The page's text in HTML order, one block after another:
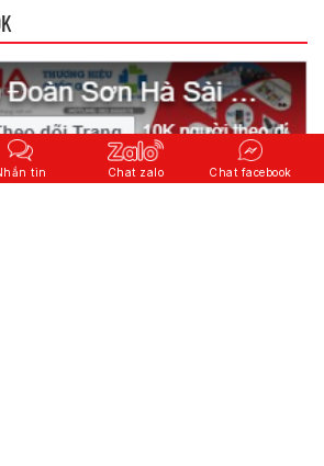
tin Chat zalo Chat facebook